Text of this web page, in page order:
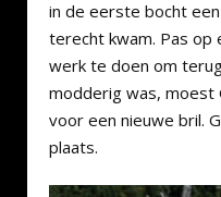
in de eerste bocht
terecht kwam. Pas op
werk te doen om
modderig was,
voor een nieuwe bril.
plaats.